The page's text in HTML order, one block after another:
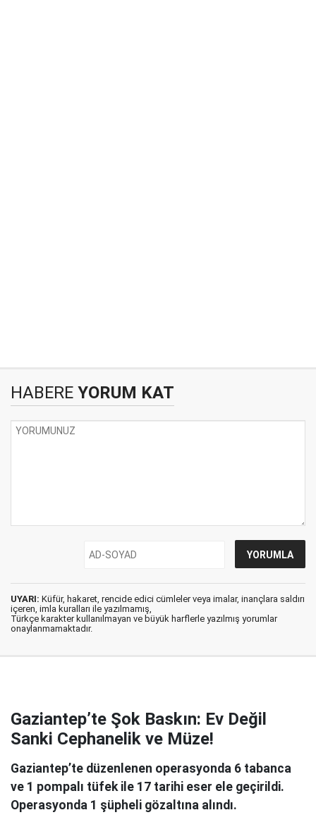
HABERE YORUM KAT
UYARI: Küfür, hakaret, rencide edici cümleler veya imalar, inançlara saldırı
içeren, imla kuralları ile yazılmamış,
Türkçe karakter kullanılmayan ve büyük harflerle yazılmış yorumlar
onaylanmamaktadır.
Gaziantep’te Şok Baskın: Ev Değil
Sanki Cephanelik ve Müze!
Gaziantep’te düzenlenen operasyonda 6 tabanca
ve 1 pompalı tüfek ile 17 tarihi eser ele geçirildi.
Operasyonda 1 şüpheli gözaltına alındı.